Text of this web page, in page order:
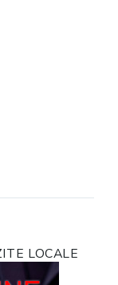
LOCALE